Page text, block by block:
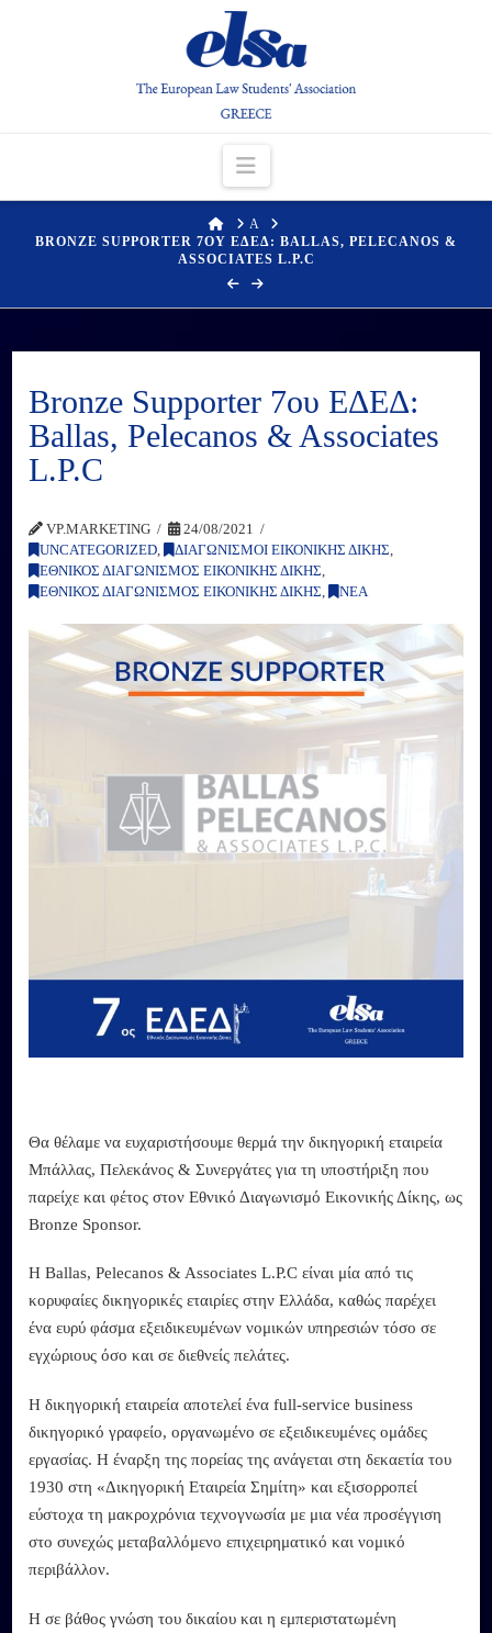
Navigation
HOME
Α
BRONZE SUPPORTER 7ΟΥ ΕΔΕΔ: BALLAS, PELECANOS &
ASSOCIATES L.P.C
Bronze Supporter 7ου ΕΔΕΔ:
Ballas, Pelecanos & Associates
L.P.C
VP.MARKETING
24/08/2021
UNCATEGORIZED, ΔΙΑΓΩΝΙΣΜΟΙ ΕΙΚΟΝΙΚΗΣ ΔΙΚΗΣ,
ΕΘΝΙΚΟΣ ΔΙΑΓΩΝΙΣΜΟΣ ΕΙΚΟΝΙΚΗΣ ΔΙΚΗΣ,
ΕΘΝΙΚΟΣ ΔΙΑΓΩΝΙΣΜΟΣ ΕΙΚΟΝΙΚΗΣ ΔΙΚΗΣ, ΝΕΑ
Θα θέλαμε να ευχαριστήσουμε θερμά την δικηγορική εταιρεία
Μπάλλας, Πελεκάνος & Συνεργάτες για τη υποστήριξη που
παρείχε και φέτος στον Εθνικό Διαγωνισμό Εικονικής Δίκης, ως
Bronze Sponsor.
Η Ballas, Pelecanos & Associates L.P.C είναι μία από τις
κορυφαίες δικηγορικές εταιρίες στην Ελλάδα, καθώς παρέχει
ένα ευρύ φάσμα εξειδικευμένων νομικών υπηρεσιών τόσο σε
εγχώριους όσο και σε διεθνείς πελάτες.
Η δικηγορική εταιρεία αποτελεί ένα full-service business
δικηγορικό γραφείο, οργανωμένο σε εξειδικευμένες ομάδες
εργασίας. Η έναρξη της πορείας της ανάγεται στη δεκαετία του
1930 στη «Δικηγορική Εταιρεία Σημίτη» και εξισορροπεί
εύστοχα τη μακροχρόνια τεχνογνωσία με μια νέα προσέγγιση
στο συνεχώς μεταβαλλόμενο επιχειρηματικό και νομικό
περιβάλλον.
Η σε βάθος γνώση του δικαίου και η εμπεριστατωμένη